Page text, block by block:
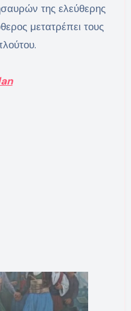
της ελεύθερης
μετατρέπει τους